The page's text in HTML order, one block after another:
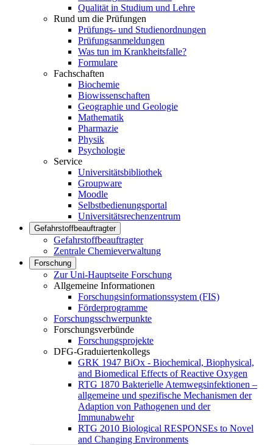
Qualität in Studium und Lehre
Rund um die Prüfungen
Prüfungs- und Studienordnungen
Prüfungsanmeldungen
Was tun im Krankheitsfalle?
Formulare
Fachschaften
Biochemie
Biowissenschaften
Geographie und Geologie
Mathematik
Pharmazie
Physik
Psychologie
Service
Universitätsbibliothek
Groupware
Moodle
Selbstbedienungsportal
Universitätsrechenzentrum
Gefahrstoffbeauftragter
Gefahrstoffbeauftragter
Zentrale Chemieverwaltung
Forschung
Zur Uni-Hauptseite Forschung
Allgemeine Informationen
Forschungsinformationssystem (FIS)
Förderprogramme
Forschungsschwerpunkte
Forschungsverbünde
Forschungsprojekte
DFG-Graduiertenkollegs
GRK 1947 BiOx - Biochemical, Biophysical,
and Biomedical Effects of Reactive Oxygen
RTG 1870 Bakterielle Atemwegsinfektionen –
allgemeine und spezifische Mechanismen der
Adaption von Pathogenen und der
Immunabwehr
RTG 2010 Biological RESPONSEs to Novel
and Changing Environments